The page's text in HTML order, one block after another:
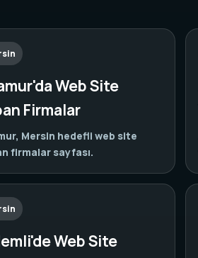
Web Site
Firmalar
Mersin hedefli web site
firmalar sayfası.
Web Site